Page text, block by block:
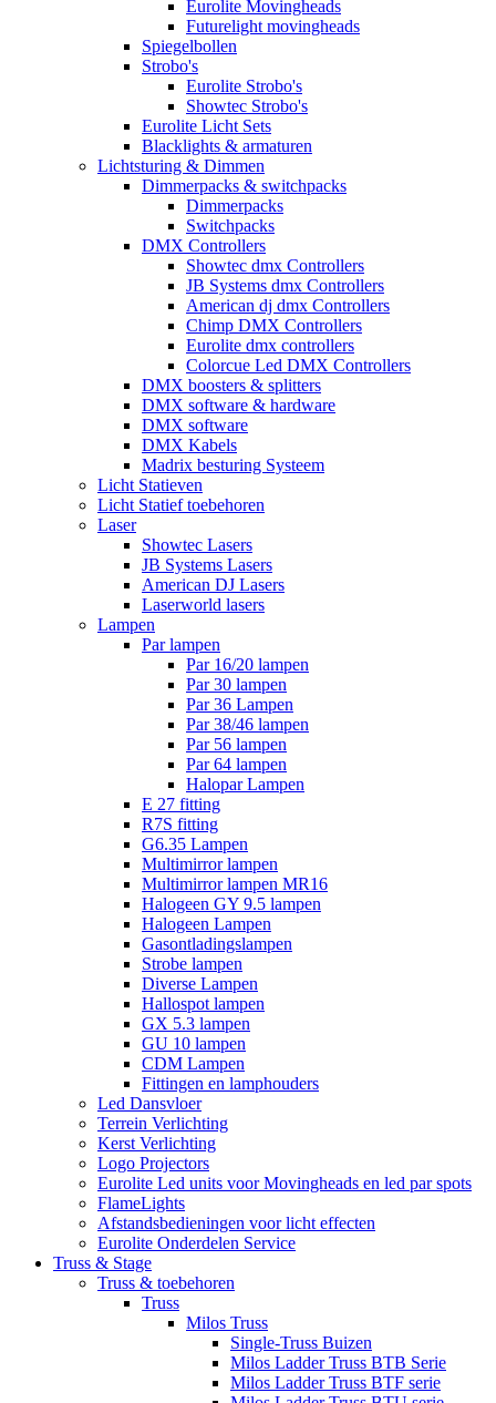
Eurolite Movingheads
Futurelight movingheads
Spiegelbollen
Strobo's
Eurolite Strobo's
Showtec Strobo's
Eurolite Licht Sets
Blacklights & armaturen
Lichtsturing & Dimmen
Dimmerpacks & switchpacks
Dimmerpacks
Switchpacks
DMX Controllers
Showtec dmx Controllers
JB Systems dmx Controllers
American dj dmx Controllers
Chimp DMX Controllers
Eurolite dmx controllers
Colorcue Led DMX Controllers
DMX boosters & splitters
DMX software & hardware
DMX software
DMX Kabels
Madrix besturing Systeem
Licht Statieven
Licht Statief toebehoren
Laser
Showtec Lasers
JB Systems Lasers
American DJ Lasers
Laserworld lasers
Lampen
Par lampen
Par 16/20 lampen
Par 30 lampen
Par 36 Lampen
Par 38/46 lampen
Par 56 lampen
Par 64 lampen
Halopar Lampen
E 27 fitting
R7S fitting
G6.35 Lampen
Multimirror lampen
Multimirror lampen MR16
Halogeen GY 9.5 lampen
Halogeen Lampen
Gasontladingslampen
Strobe lampen
Diverse Lampen
Hallospot lampen
GX 5.3 lampen
GU 10 lampen
CDM Lampen
Fittingen en lamphouders
Led Dansvloer
Terrein Verlichting
Kerst Verlichting
Logo Projectors
Eurolite Led units voor Movingheads en led par spots
FlameLights
Afstandsbedieningen voor licht effecten
Eurolite Onderdelen Service
Truss & Stage
Truss & toebehoren
Truss
Milos Truss
Single-Truss Buizen
Milos Ladder Truss BTB Serie
Milos Ladder Truss BTF serie